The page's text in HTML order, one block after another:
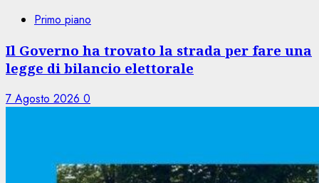
Primo piano
Il Governo ha trovato la strada per fare una
legge di bilancio elettorale
7 Agosto 2026 0